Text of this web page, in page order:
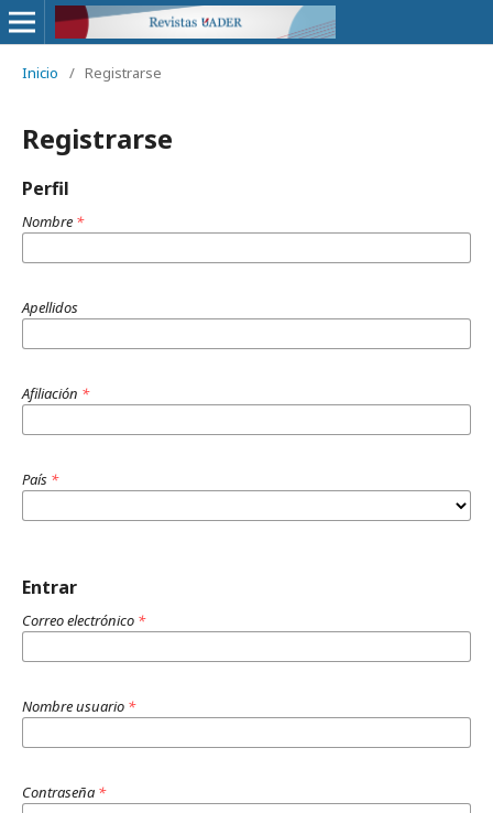
Inicio / Registrarse
Registrarse
Perfil
Nombre *
Apellidos
Afiliación *
País *
Entrar
Correo electrónico *
Nombre usuario *
Contraseña *